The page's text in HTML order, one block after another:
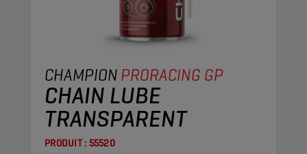
CHAMPIONPRORACING GP
CHAIN LUBE
TRANSPARENT
PRODUIT : 55520